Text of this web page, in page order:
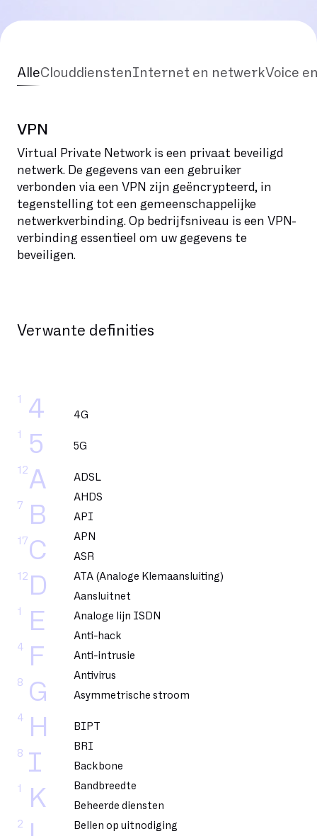
AlleClouddienstenInternet en netwerkVoice
4
1
5
1
A
12
B
7
C
17
D
12
E
1
F
4
G
8
H
4
I
8
K
1
2
4G
5G
ADSL
AHDS
API
APN
ASR
ATA (Analoge Klemaansluiting)
Aansluitnet
Analoge lijn ISDN
Anti-hack
Anti-intrusie
Antivirus
Asymmetrische stroom
BIPT
BRI
Backbone
Bandbreedte
Beheerde diensten
Bellen op uitnodiging
VPN
Virtual Private Network is een privaat beveiligd
netwerk. De gegevens van een gebruiker
verbonden via een VPN zijn geëncrypteerd, in
tegenstelling tot een gemeenschappelijke
netwerkverbinding. Op bedrijfsniveau is een VPN-
verbinding essentieel om uw gegevens te
beveiligen.
Verwante definities